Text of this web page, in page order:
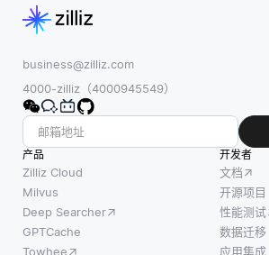
business@zilliz.com
4000-zilliz（4000945549）
产品
Zilliz Cloud
Milvus
Deep Searcher
GPTCache
Towhee
开发者
文档
开源项目
性能测试
数据迁移
应用集成